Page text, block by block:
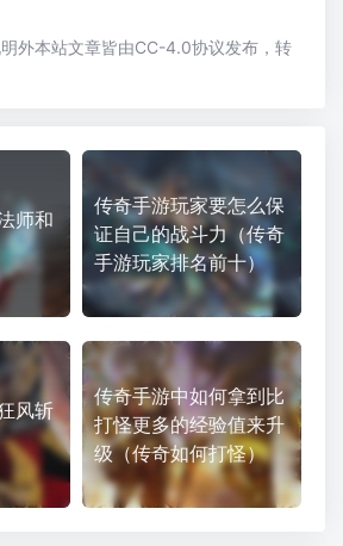
外本站文章皆由CC-4.0协议发布，转
师和
传奇手游玩家要怎么保
证自己的战斗力（传奇
手游玩家排名前十）
风斩
传奇手游中如何拿到比
打怪更多的经验值来升
级（传奇如何打怪）